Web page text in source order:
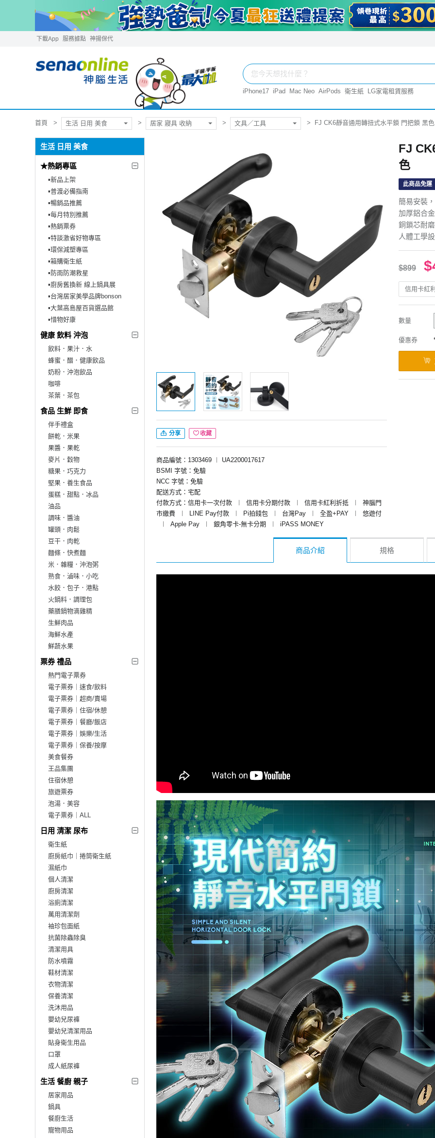
下載App 服務據點 神揚保代
iPhone17 iPad Mac Neo AirPods 衛生紙 LG家電租賃服務
首頁 生活 日用 美食 居家 寢具 收納 文具／工具 FJ CK6靜音通用轉扭式水平鎖 門把鎖 黑色
生活 日用 美食
★熱銷專區
▪︎新品上架
▪︎普渡必備指南
▪︎暢銷品推薦
▪︎每月特別推薦
▪︎熱銷票券
▪︎特談激省好物專區
▪︎環保減塑專區
▪︎箱購衛生紙
▪︎防雨防潮救星
▪︎廚房舊換新 線上鍋具展
▪︎台灣居家美學品牌bonson
▪︎大葉高島屋百貨選品館
▪︎惜物好康
健康 飲料 沖泡
飲料．果汁．水
蜂蜜．醋．健康飲品
奶粉．沖泡飲品
咖啡
茶葉．茶包
食品 生鮮 即食
伴手禮盒
餅乾．米果
果醬．果乾
麥片．穀物
糖果．巧克力
堅果．養生食品
蛋糕．甜點．冰品
油品
調味．醬油
罐頭．肉鬆
豆干．肉乾
麵條．快煮麵
米．雜糧．沖泡粥
熟食．滷味．小吃
水餃．包子．港點
火鍋料．調理包
藥膳鍋物滴雞精
生鮮肉品
海鮮水產
鮮蔬水果
票券 禮品
熱門電子票券
電子票券｜速食/飲料
電子票券｜超商/賣場
電子票券｜住宿/休憩
電子票券｜餐廳/飯店
電子票券｜娛樂/生活
電子票券｜保養/按摩
美食餐券
王品集團
住宿休憩
旅遊票券
泡湯．美容
電子票券｜ALL
日用 清潔 尿布
衛生紙
廚房紙巾｜捲筒衛生紙
濕紙巾
個人清潔
廚房清潔
浴廁清潔
萬用清潔劑
袖珍包面紙
抗菌除蟲除臭
清潔用具
防水噴霧
鞋材清潔
衣物清潔
保養清潔
洗沐用品
嬰幼兒尿褲
嬰幼兒清潔用品
貼身衛生用品
口罩
成人紙尿褲
生活 餐廚 親子
居家用品
鍋具
餐廚生活
寵物用品
分享 收藏
商品編號：1303469 ︱
UA2200017617
BSMI 字號：免驗
NCC 字號：免驗
配送方式：宅配
付款方式：信用卡一次付款
︱ 信用卡分期付款 ︱ 信用卡紅利折抵 ︱
神腦門
市繳費
︱ LINE Pay付款 ︱ Pi拍錢包 ︱ 台灣Pay ︱ 全盈+PAY ︱
悠遊付
︱
Apple Pay ︱ 銀角零卡-無卡分期 ︱ iPASS MONEY
FJ
色
此商品免運
簡易安裝
加厚鋁合
銅鎖芯耐
人體工學
$899
信用卡紅
數量
優惠券
商品介紹 規格